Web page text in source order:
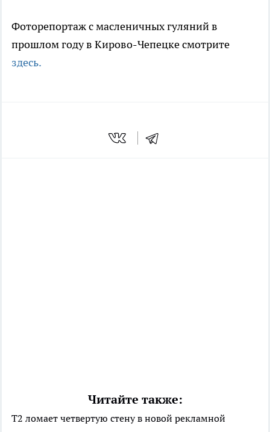
Фоторепортаж с масленичных гуляний в
прошлом году в Кирово-Чепецке смотрите
здесь.
Читайте также:
Т2 ломает четвертую стену в новой рекламной